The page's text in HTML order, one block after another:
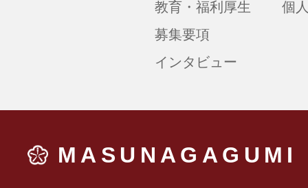
教育・福利厚生
募集要項
インタビュー
個
MASUNAGAGUMI